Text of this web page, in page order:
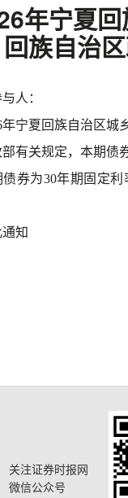
年宁夏
回族自治
人：
年宁夏回族自治区城
有关规定，本期债
债券为30年期固定利
知
关注证券时报网
微信公众号